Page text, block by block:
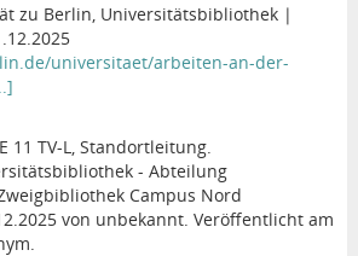
zu Berlin, Universitätsbibliothek |
universitaet/arbeiten-an-der-
11 TV-L, Standortleitung.
- Abteilung
Campus Nord
von unbekannt. Veröffentlicht am